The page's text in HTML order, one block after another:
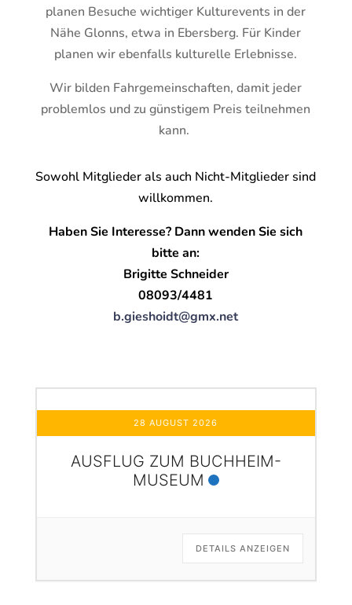
planen Besuche wichtiger Kulturevents in der
Nähe Glonns, etwa in Ebersberg. Für Kinder
planen wir ebenfalls kulturelle Erlebnisse.
Wir bilden Fahrgemeinschaften, damit jeder
problemlos und zu günstigem Preis teilnehmen
kann.
Sowohl Mitglieder als auch Nicht-Mitglieder sind
willkommen.
Haben Sie Interesse? Dann wenden Sie sich
bitte an:
Brigitte Schneider
08093/4481
b.gieshoidt@gmx.net
28 AUGUST 2026
AUSFLUG ZUM BUCHHEIM-
MUSEUM
DETAILS ANZEIGEN